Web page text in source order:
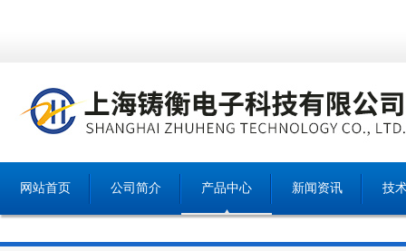
网站首页 公司简介 产品中心 新闻资讯 技